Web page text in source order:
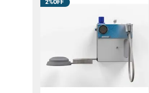
2%